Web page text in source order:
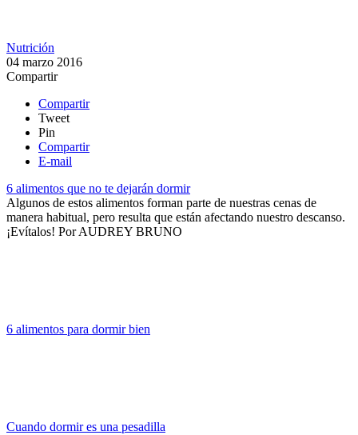
Nutrición
04 marzo 2016
Compartir
Compartir
Tweet
Pin
Compartir
E-mail
6 alimentos que no te dejarán dormir
Algunos de estos alimentos forman parte de nuestras cenas de
manera habitual, pero resulta que están afectando nuestro descanso.
¡Evítalos! PorAUDREY BRUNO
6 alimentos para dormir bien
Cuando dormir es una pesadilla